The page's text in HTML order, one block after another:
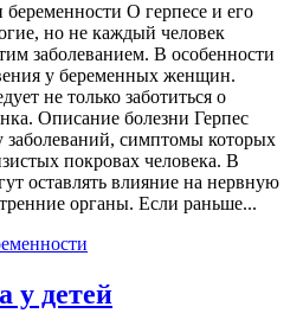
О герпесе и его
но не каждый человек
заболеванием. В особенности
у беременных женщин.
не только заботиться о
Описание болезни Герпес
заболеваний, симптомы которых
покровах человека. В
оставлять влияние на нервную
органы. Если раньше...
у детей